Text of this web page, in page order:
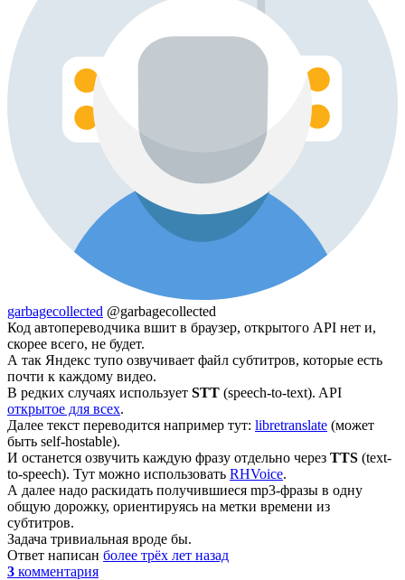
garbagecollected @garbagecollected
Код автопереводчика вшит в браузер, открытого API нет и,
скорее всего, не будет.
А так Яндекс тупо озвучивает файл субтитров, которые есть
почти к каждому видео.
В редких случаях использует STT (speech-to-text). API
открытое для всех.
Далее текст переводится например тут: libretranslate (может
быть self-hostable).
И останется озвучить каждую фразу отдельно через TTS (text-
to-speech). Тут можно использовать RHVoice.
А далее надо раскидать получившиеся mp3-фразы в одну
общую дорожку, ориентируясь на метки времени из
субтитров.
Задача тривиальная вроде бы.
Ответ написан более трёх лет назад
3 комментария